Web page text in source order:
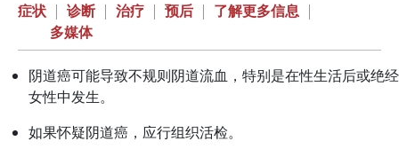
症状 | 诊断 | 治疗 | 预后 | 了解更多信息 |
多媒体
阴道癌可能导致不规则阴道流血，特别是在性生活后或绝经
女性中发生。
如果怀疑阴道癌，应行组织活检。